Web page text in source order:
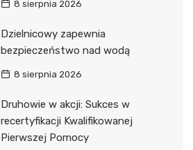
8 sierpnia 2026
Dzielnicowy zapewnia
bezpieczeństwo nad wodą
8 sierpnia 2026
Druhowie w akcji: Sukces w
recertyfikacji Kwalifikowanej
Pierwszej Pomocy